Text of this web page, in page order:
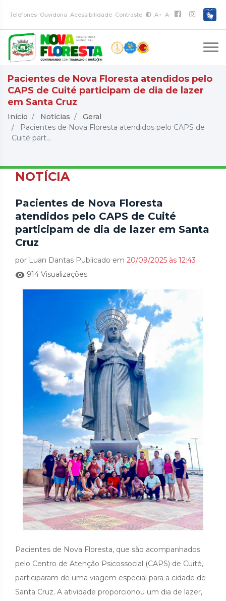
Telefones Ouvidoria Acessibilidade Contraste A+ A-
Pacientes de Nova Floresta atendidos pelo
CAPS de Cuité participam de dia de lazer
em Santa Cruz
Início Notícias
Geral
Pacientes de Nova Floresta atendidos pelo CAPS de
Cuité part...
NOTÍCIA
Pacientes de Nova Floresta
atendidos pelo CAPS de Cuité
participam de dia de lazer em Santa
Cruz
por Luan Dantas Publicado em 20/09/2025 às 12:43
914 Visualizações
Pacientes de Nova Floresta, que são acompanhados
pelo Centro de Atenção Psicossocial (CAPS) de Cuité,
participaram de uma viagem especial para a cidade de
Santa Cruz. A atividade proporcionou um dia de lazer,